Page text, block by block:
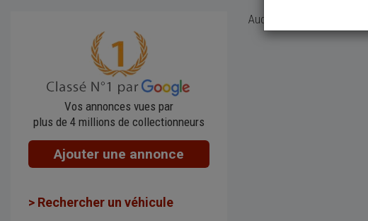
Vos annonces vues par
plus de 4 millions de collectionneurs
Ajouter une annonce
> Rechercher un véhicule
Aucun véhicule ne